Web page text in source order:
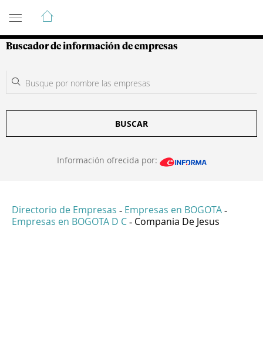
Guía de Empresas Colombianas
Buscador de información de empresas
BUSCAR
Información ofrecida por:
Directorio de Empresas - Empresas en BOGOTA -
Empresas en BOGOTA D C - Compania De Jesus